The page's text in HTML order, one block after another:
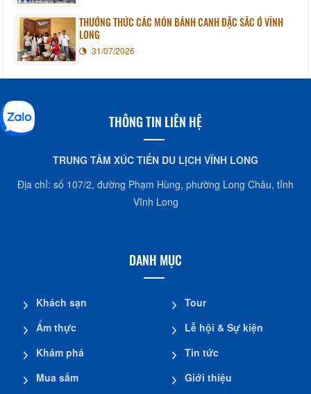
THƯỞNG THỨC CÁC MÓN BÁNH CANH ĐẶC SẮC Ở VĨNH
LONG
31/07/2026
THÔNG TIN LIÊN HỆ
TRUNG TÂM XÚC TIẾN DU LỊCH VĨNH LONG
Địa chỉ: số 107/2, đường Phạm Hùng, phường Long Châu, tỉnh
Vĩnh Long
DANH MỤC
Khách sạn
Ẩm thực
Khám phá
Mua sắm
Tour
Lễ hội & Sự kiện
Tin tức
Giới thiệu